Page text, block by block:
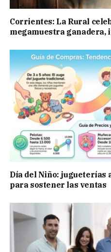
Corrientes: La Rural
megamuestra
Día del Niño: jugueterías
para sostener las ventas